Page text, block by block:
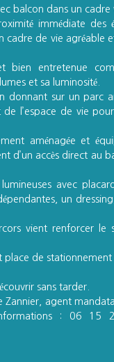
balcon dans un
immédiate des
cadre de vie agréable
bien entretenue
et sa luminosité.
donnant sur un parc
l’espace de vie
aménagée et
d’un accès direct au
avec
un
vient renforcer le
de stationnement
sans tarder.
agent
: 06 15